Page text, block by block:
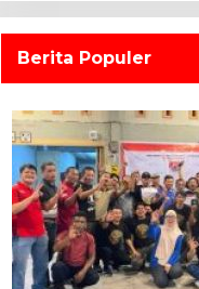
Berita Populer